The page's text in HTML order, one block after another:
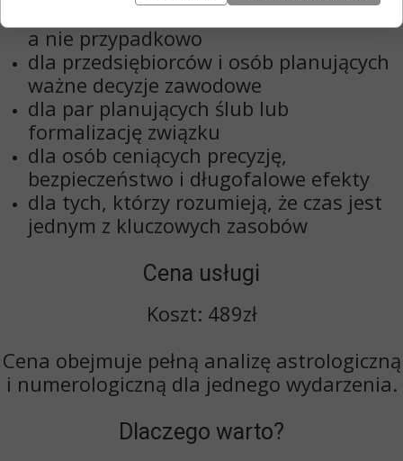
dla osób, które chcądziałać świadomie
a nie przypadkowo
dla przedsiębiorców i osób planujących
ważne decyzje zawodowe
dla par planujących ślub lub
formalizację związku
dla osób ceniących precyzję,
bezpieczeństwo i długofalowe efekty
dla tych, którzy rozumieją, że czas jest
jednym z kluczowych zasobów
Cena usługi
Koszt: 489zł
Cena obejmuje pełną analizę astrologiczną
i numerologiczną dla jednego wydarzenia.
Dlaczego warto?